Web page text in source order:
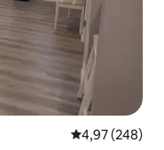
Průměrné
4,97 (248)